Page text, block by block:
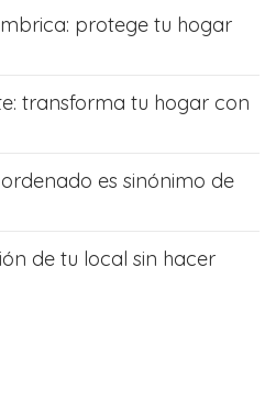
protege tu hogar
transforma tu hogar con
es sinónimo de
de tu local sin hacer